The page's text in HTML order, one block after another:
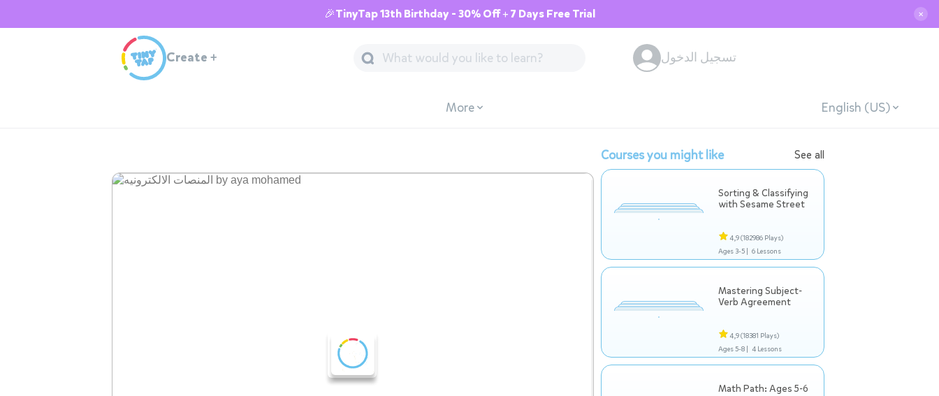
🎉TinyTap 13th Birthday - 30% Off + 7 Days Free Trial ✕
Create + تسجيل الدخول
More English (US)
Courses you might like See all
Sorting & Classifying
with Sesame Street
4,9(182986 Plays)
Ages 3-5 | 6 Lessons
Mastering Subject-
Verb Agreement
4,9(18381 Plays)
Ages 5-8 | 4 Lessons
Math Path: Ages 5-6